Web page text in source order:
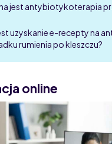
jest antybiotykoterapia
uzyskanie e-recepty na
rumienia po kleszczu?
online